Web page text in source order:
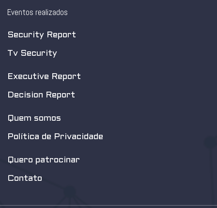
Eventos realizados
Security Report
Tv Security
Executive Report
Decision Report
Quem somos
Política de Privacidade
Quero patrocinar
Contato